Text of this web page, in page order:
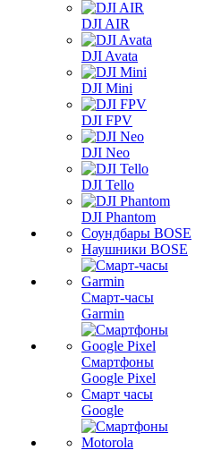
DJI AIR
DJI Avata
DJI Mini
DJI FPV
DJI Neo
DJI Tello
DJI Phantom
Соундбары BOSE
Наушники BOSE
Смарт-часы
Garmin
Смартфоны
Google Pixel
Смарт часы
Google